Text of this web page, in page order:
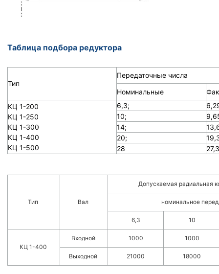
Таблица подбора редуктора
Тип
Передаточные числа
Номинальные
КЦ 1-200
КЦ 1-250
КЦ 1-300
КЦ 1-400
КЦ 1-500
6,3;
10;
14;
20;
28
27,3
Тип Вал
Допускаемая радиальная
номинальное
6,3 10
КЦ 1-400
Входной 1000 1000
Выходной 21000 18000